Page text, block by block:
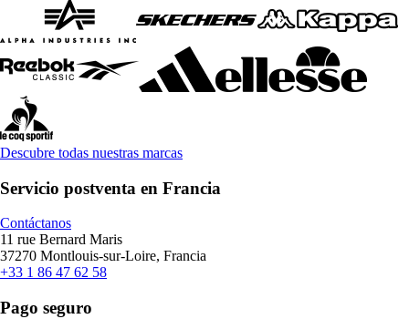
Descubre todas nuestras marcas
Servicio postventa en Francia
Contáctanos
11 rue Bernard Maris
37270 Montlouis-sur-Loire, Francia
+33 1 86 47 62 58
Pago seguro